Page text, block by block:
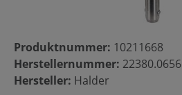
Produktnummer: 10211668
Herstellernummer: 22380.0656
Hersteller: Halder